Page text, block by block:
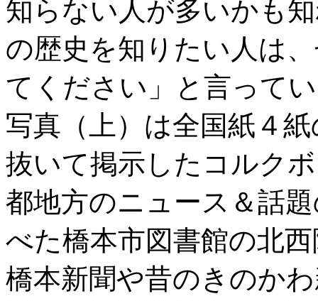
知らない人が多いかも
の歴史を知りたい人は
てください」と言って
写真（上）は全国紙４
抜いて掲示したコルク
都地方のニュース＆話
べた橋本市図書館の北
橋本新聞や昔のきのか